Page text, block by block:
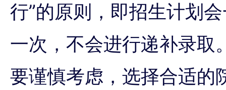
行”的原则，即招生计划
一次，不会进行递补录取
要谨慎考虑，选择合适的